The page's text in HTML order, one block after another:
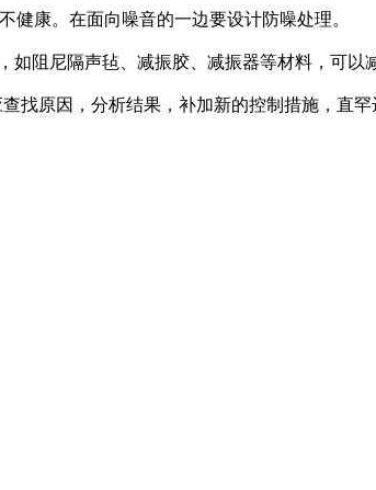
健康。在面向噪音的一边要设计防噪处理。
阻尼隔声毡、减振胶、减振器等材料，可以
找原因，分析结果，补加新的控制措施，直